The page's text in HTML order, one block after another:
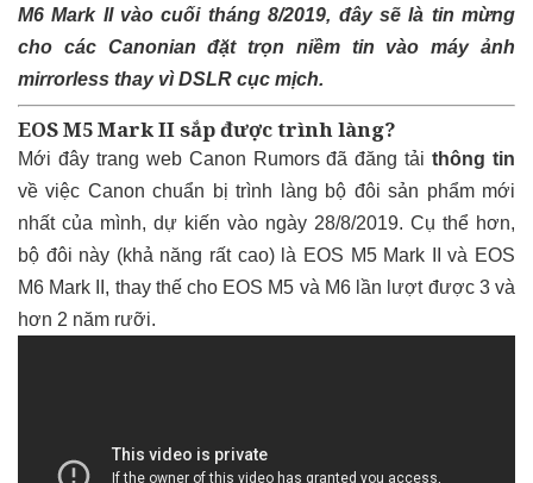
M6 Mark II vào cuối tháng 8/2019, đây sẽ là tin mừng
cho các Canonian đặt trọn niềm tin vào máy ảnh
mirrorless thay vì DSLR cục mịch.
EOS M5 Mark II sắp được trình làng?
Mới đây trang web Canon Rumors đã đăng tảithông tin
về việc Canon chuẩn bị trình làng bộ đôi sản phẩm mới
nhất của mình, dự kiến vào ngày 28/8/2019. Cụ thể hơn,
bộ đôi này (khả năng rất cao) là EOS M5 Mark II và EOS
M6 Mark II, thay thế cho EOS M5 và M6 lần lượt được 3 và
hơn 2 năm rưỡi.